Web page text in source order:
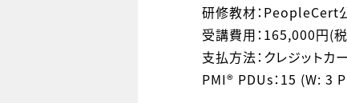
研修教材：PeopleCert
受講費用：165,000円(
支払方法：クレジット
PMI® PDUs：15 (W: 3